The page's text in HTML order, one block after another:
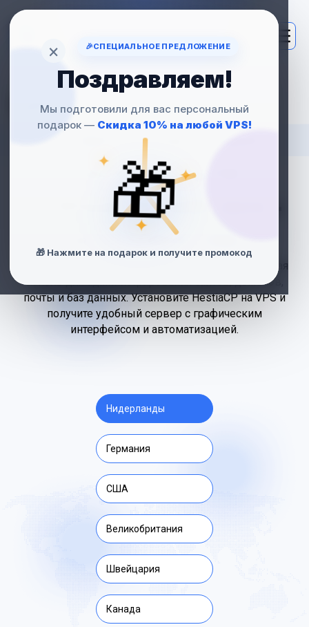
VPSС HESTIACP
— БЕСПЛАТНАЯ
ПАНЕЛЬ ДЛЯ
УПРАВЛЕНИЯ ВЕБ-
ХОСТИНГОМ
HestiaCP — лёгкая, современная и функциональная
панель для администрирования сайтов, доменов,
почты и баз данных. Установите HestiaCP на VPS и
получите удобный сервер с графическим
интерфейсом и автоматизацией.
Нидерланды
Германия
США
Великобритания
Швейцария
Канада
× 🎉СПЕЦИАЛЬНОЕ ПРЕДЛОЖЕНИЕ
Поздравляем!
Мы подготовили для вас персональный
подарок — Скидка 10% на любой VPS!
✦
✦
✦
🎁
🎁 Нажмите на подарок и получите промокод